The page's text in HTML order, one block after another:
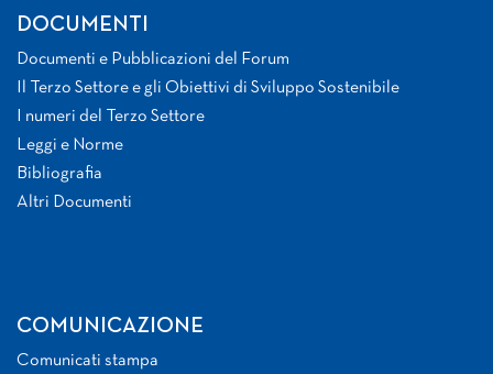
DOCUMENTI
Documenti e Pubblicazioni del Forum
Il Terzo Settore e gli Obiettivi di Sviluppo Sostenibile
I numeri del Terzo Settore
Leggi e Norme
Bibliografia
Altri Documenti
COMUNICAZIONE
Comunicati stampa